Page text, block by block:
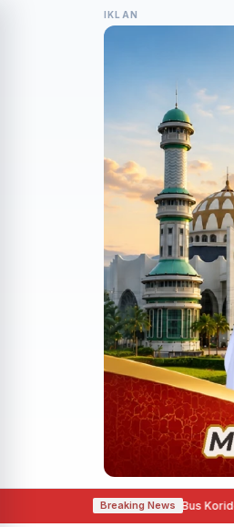
IKLAN
Breaking News
Ram Cek Armada, Bus Koridor I